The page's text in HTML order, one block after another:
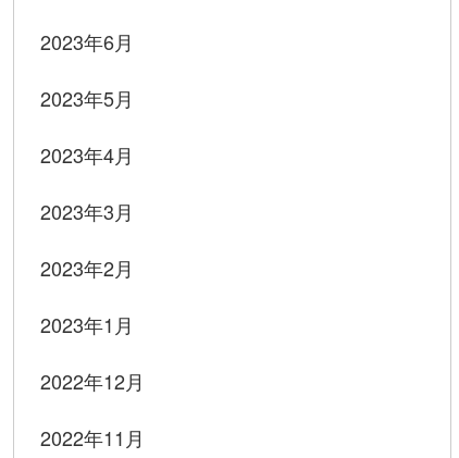
2023年6月
2023年5月
2023年4月
2023年3月
2023年2月
2023年1月
2022年12月
2022年11月